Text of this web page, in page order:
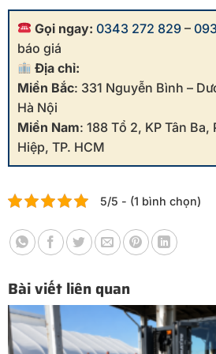
Gọi ngay: 0343 272 829 –
báo giá
Địa chỉ:
Miền Bắc: 331 Nguyễn Bình –
Hà Nội
Miền Nam: 188 Tổ 2, KP Tân
Hiệp, TP. HCM
5/5 - (1 bình chọn)
Bài viết liên quan